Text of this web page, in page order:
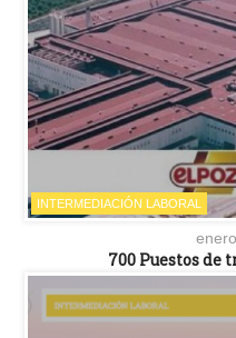
INTERMEDIACIÓN LABORAL
700 Puestos de